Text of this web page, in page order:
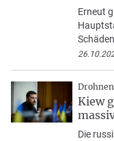
Erneut
Kiew
Die